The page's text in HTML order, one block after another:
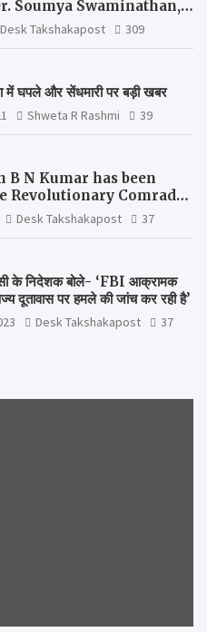
Soumya Swaminathan,
WHO
Desk Takshakapost 309
में घपले और सेंधमारी पर बड़ी खबर
Shweta R Rashmi 39
B N Kumar has been
Revolutionary Comrade
Award 2022-23
Desk Takshakapost 37
के निदेशक बोले- ‘FBI आक्रामक
दूतावास पर हमले की जांच कर रही है’
Desk Takshakapost 37